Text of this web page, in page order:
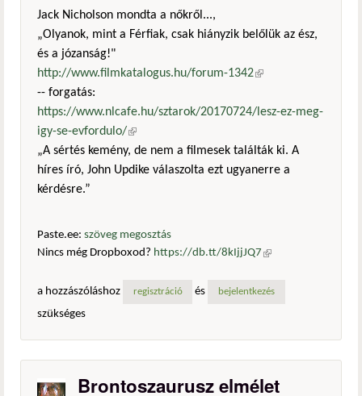
Jack Nicholson mondta a nőkről...,
„Olyanok, mint a Férfiak, csak hiányzik belőlük az ész,
és a józanság!"
http://www.filmkatalogus.hu/forum-1342(külső
-- forgatás:
https://www.nlcafe.hu/sztarok/20170724/lesz-ez-meg-
igy-se-evfordulo/(külső hivatkozás)
„A sértés kemény, de nem a filmesek találták ki. A
híres író, John Updike válaszolta ezt ugyanerre a
kérdésre.”
Paste.ee: szöveg megosztás
Nincs még Dropboxod? https://db.tt/8kIjjJQ7 (külső
a hozzászóláshoz
regisztráció és bejelentkezés
szükséges
Brontoszaurusz elmélet